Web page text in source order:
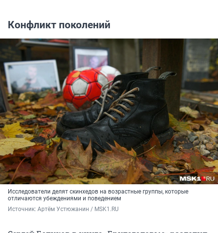
Конфликт поколений
Исследователи делят скинхедов на возрастные группы, которые
отличаются убеждениями и поведением
Источник: Артём Устюжанин / MSK1.RU